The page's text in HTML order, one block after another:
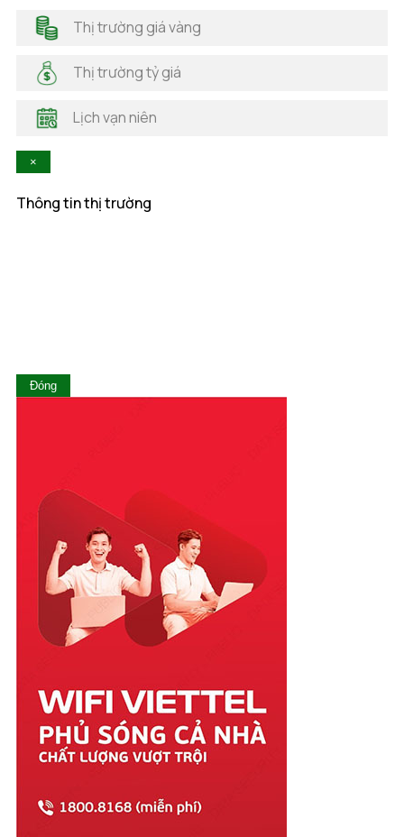
Hải Dương
Hải Phòng
Hà Tĩnh
Hòa Bình
Lai Châu
Quảng Ngãi
Quảng Ninh
Quảng Trị
Sóc Trăng
Sơn La
Tây Ninh
Thái Bình
Thái Nguyên
Thừa Thiên Huế
Tiền Giang
Trà Vinh
Tuyên Quang
Vĩnh Phúc
Vũng Tàu
Thị trường giá vàng
Thị trường tỷ giá
Lịch vạn niên
×
Thông tin thị trường
Đóng